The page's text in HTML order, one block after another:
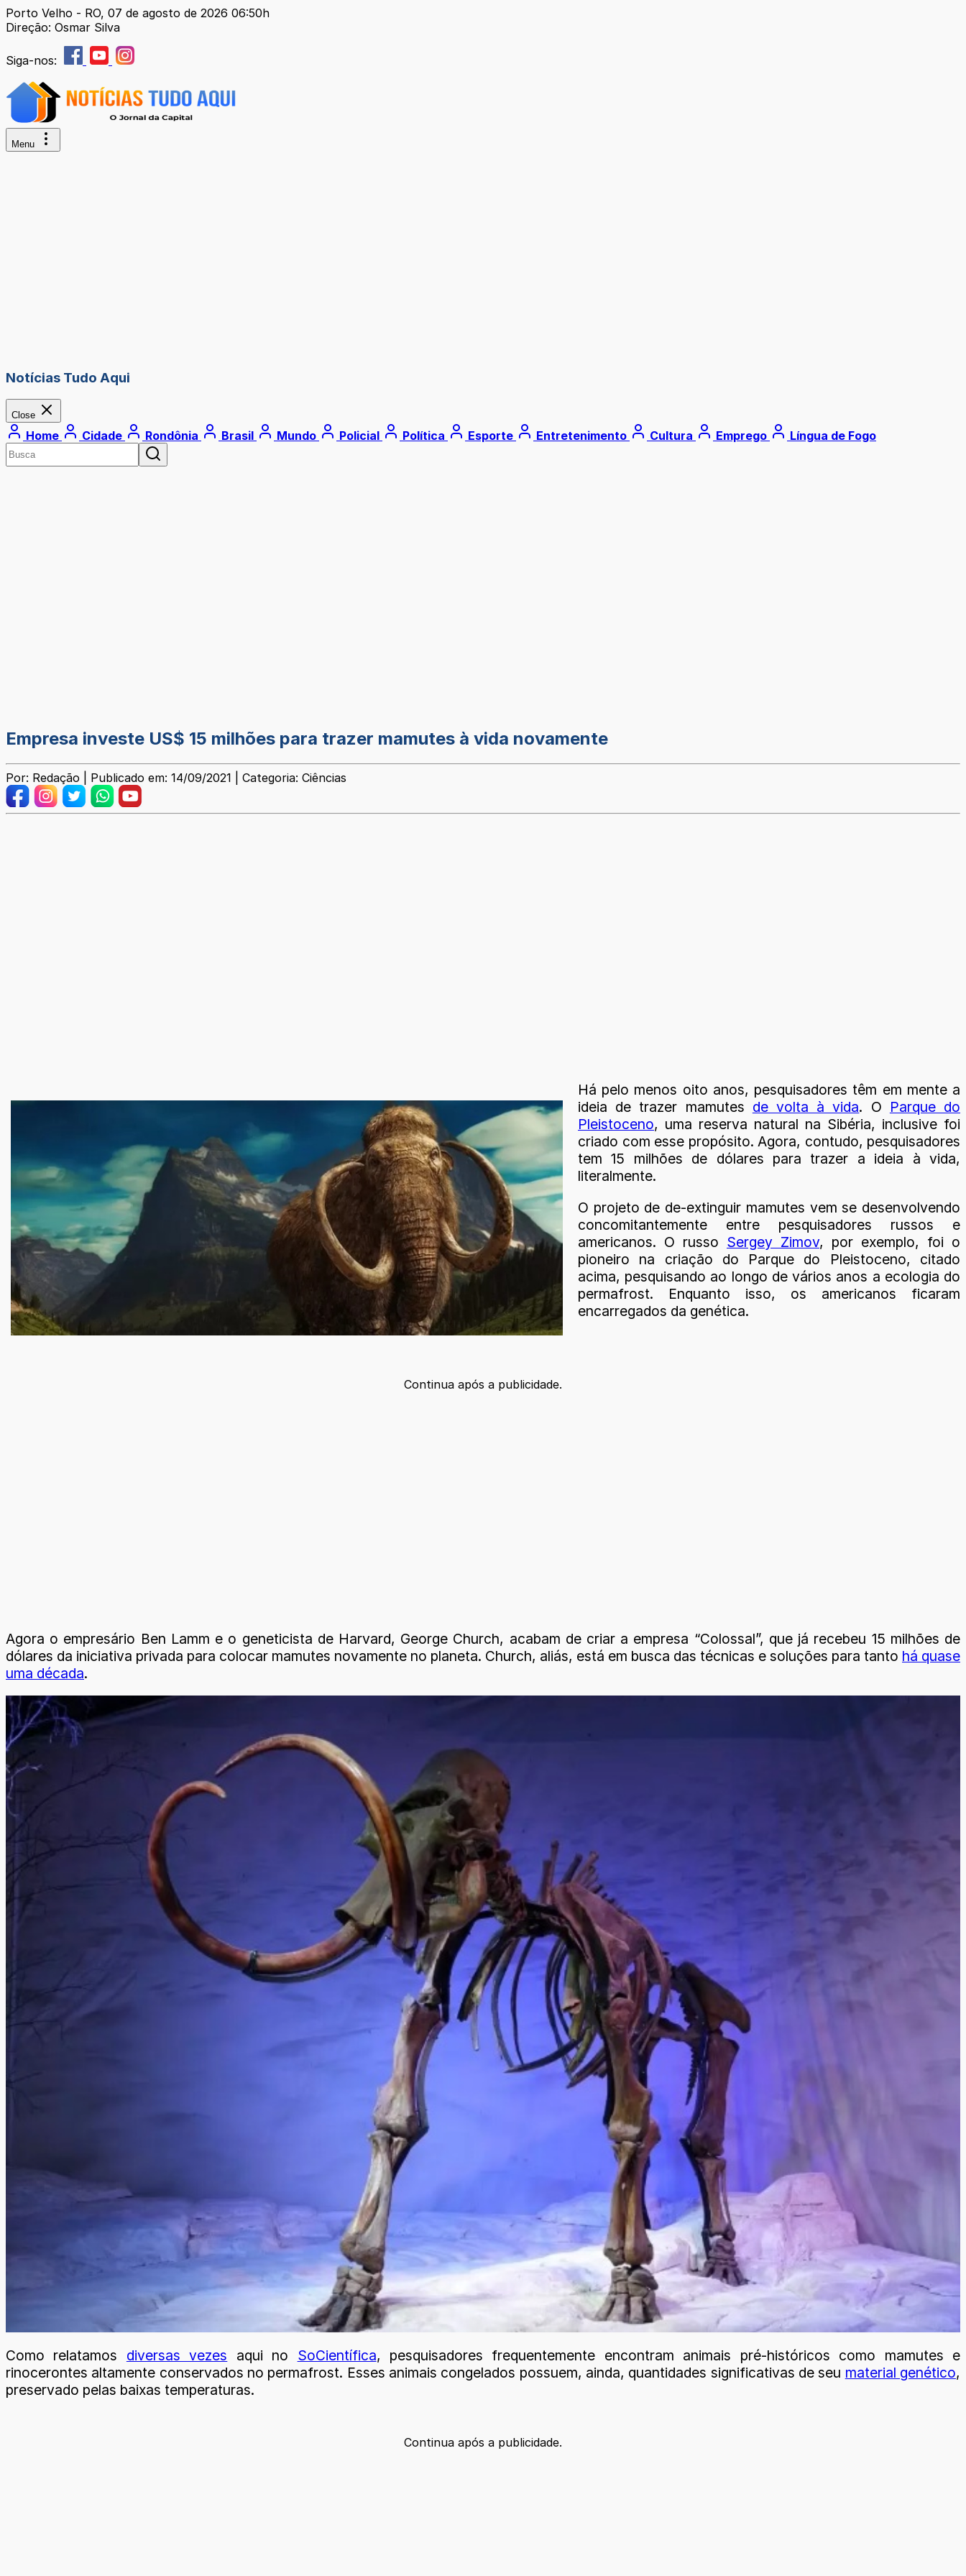
Porto Velho - RO, 07 de agosto de 2026 06:50h
Direção: Osmar Silva
Siga-nos:
Menu
Notícias Tudo Aqui
Close
Home Cidade Rondônia Brasil Mundo Policial Política Esporte Entretenimento Cultura Emprego Língua de Fogo
Empresa investe US$ 15 milhões para trazer mamutes à vida novamente
Por: Redação | Publicado em: 14/09/2021 | Categoria: Ciências
Há pelo menos oito anos, pesquisadores têm em mente a
ideia de trazer mamutes de volta à vida. O Parque do
Pleistoceno, uma reserva natural na Sibéria, inclusive foi
criado com esse propósito. Agora, contudo, pesquisadores
tem 15 milhões de dólares para trazer a ideia à vida,
literalmente.
O projeto de de-extinguir mamutes vem se desenvolvendo
concomitantemente entre pesquisadores russos e
americanos. O russo Sergey Zimov, por exemplo, foi o
pioneiro na criação do Parque do Pleistoceno, citado
acima, pesquisando ao longo de vários anos a ecologia do
permafrost. Enquanto isso, os americanos ficaram
encarregados da genética.
Continua após a publicidade.
Agora o empresário Ben Lamm e o geneticista de Harvard, George Church, acabam de criar a empresa “Colossal”, que já recebeu 15 milhões de
dólares da iniciativa privada para colocar mamutes novamente no planeta. Church, aliás, está em busca das técnicas e soluções para tanto há quase
uma década.
Como relatamos diversas vezes aqui no SoCientífica, pesquisadores frequentemente encontram animais pré-históricos como mamutes e
rinocerontes altamente conservados no permafrost. Esses animais congelados possuem, ainda, quantidades significativas de seu material genético,
preservado pelas baixas temperaturas.
Continua após a publicidade.